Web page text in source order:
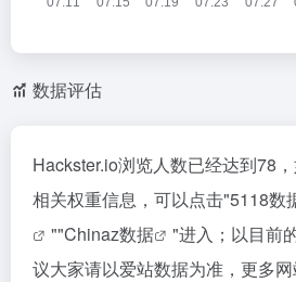
数据评估
Hackster.io浏览人数已经达到78
相关权重信息，可以点击"5118数
""Chinaz数据
"进入；以目前
议大家请以爱站数据为准，更多网